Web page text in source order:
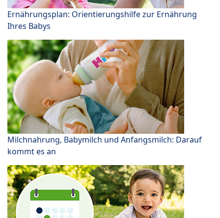
Ernährungsplan: Orientierungshilfe zur Ernährung
Ihres Babys
Milchnahrung, Babymilch und Anfangsmilch: Darauf
kommt es an